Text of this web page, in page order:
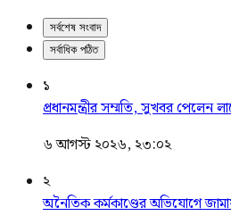
সর্বশেষ সংবাদ
সর্বাধিক পঠিত
১
প্রধানমন্ত্রীর সম্মতি, সুখবর পেলেন
৬ আগস্ট ২০২৬, ২৩:০২
২
অনৈতিক কর্মকাণ্ডের অভিযোগে